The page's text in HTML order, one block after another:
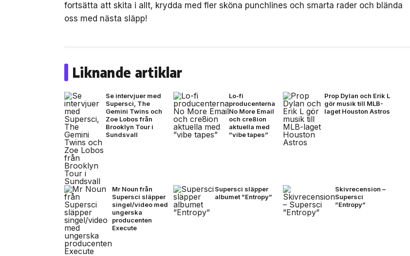
fortsätta att skita i allt, krydda med fler sköna punchlines och smarta rader och blända
oss med nästa släpp!
Liknande artiklar
Se intervjuer med
Supersci, The
Gemini Twins och
Zoe Lobos från
Brooklyn Tour i
Sundsvall
Lo-fi
producenterna
No More Email
och cre8ion
aktuella med
”vibe tapes”
Prop Dylan och Erik L
gör musik till MLB-
laget Houston Astros
Mr Noun från
Supersci släpper
singel/video med
ungerska
producenten
Execute
Supersci släpper
albumet ”Entropy”
Skivrecension –
Supersci
”Entropy”